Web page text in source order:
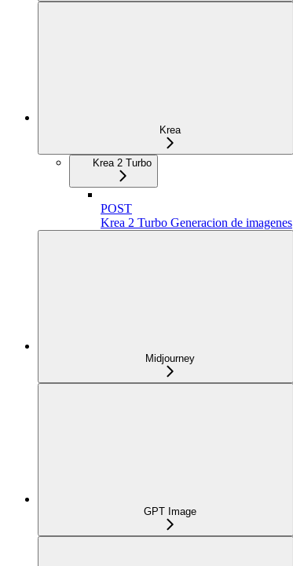
Krea
Krea 2 Turbo
POST
Krea 2 Turbo Generacion de imagenes
Midjourney
GPT Image